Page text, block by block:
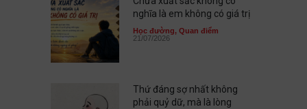
nghĩa là em không có giá trị
Học đường, Quan điểm
21/07/2026
Thứ đáng sợ nhất không
phải quỷ dữ, mà là lòng